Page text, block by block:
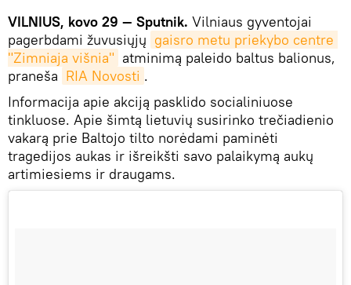
VILNIUS, kovo 29 — Sputnik. Vilniaus gyventojai
pagerbdami žuvusiųjų gaisro metu priekybo centre
"Zimniaja višnia" atminimą paleido baltus balionus,
praneša RIA Novosti .
Informacija apie akciją pasklido socialiniuose
tinkluose. Apie šimtą lietuvių susirinko trečiadienio
vakarą prie Baltojo tilto norėdami paminėti
tragedijos aukas ir išreikšti savo palaikymą aukų
artimiesiems ir draugams.